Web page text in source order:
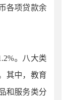
各项贷款余
。八大类
其中，教育
和服务类分